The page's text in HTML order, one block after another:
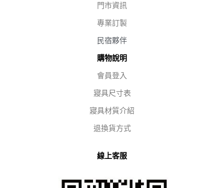
門市資訊
專業訂製
民宿夥伴
購物說明
會員登入
寢具尺寸表
寢具材質介紹
退換貨方式
線上客服